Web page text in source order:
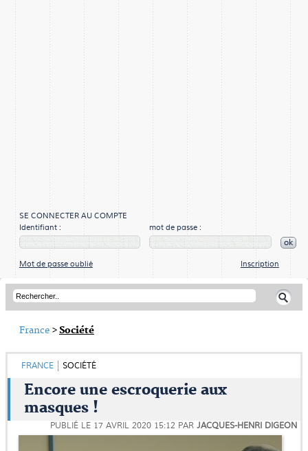
SE CONNECTER AU COMPTE
Identifiant :
mot de passe :
ok
Mot de passe oublié Inscription
France >Société
FRANCE SOCIÉTÉ
Encore une escroquerie aux
masques !
PUBLIÉ LE 17 AVRIL 2020 15:12 PAR JACQUES-HENRI DIGEON